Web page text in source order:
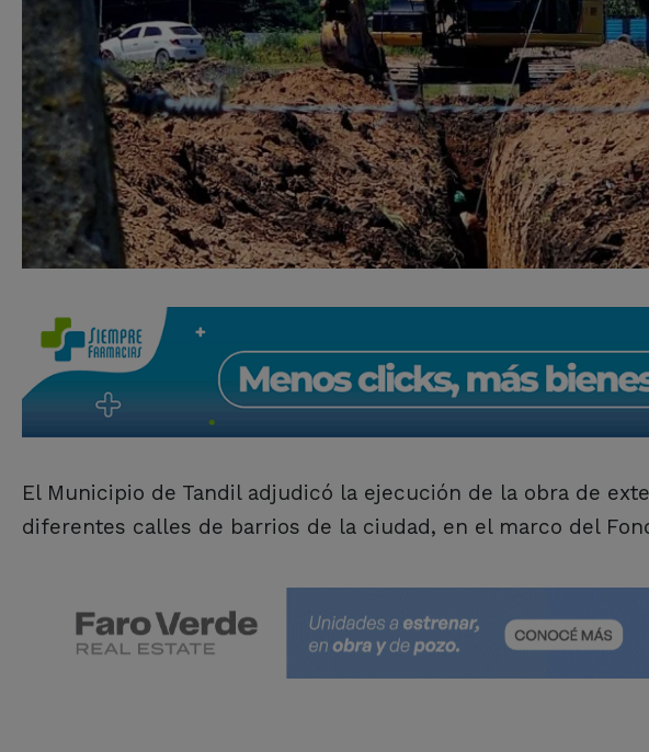
El Municipio de Tandil adjudicó la ejecución de la obra de
diferentes calles de barrios de la ciudad, en el marco del